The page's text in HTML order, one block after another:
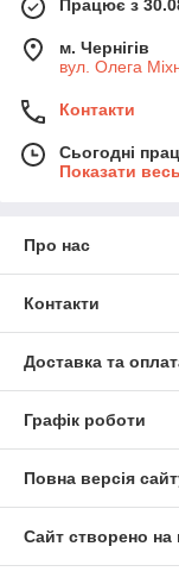
Працює з
м. Чернігів
вул. Олега
Контакти
Сьогодні
Показати
Про нас
Контакти
Доставка та
Графік роботи
Повна версія
Сайт створено на